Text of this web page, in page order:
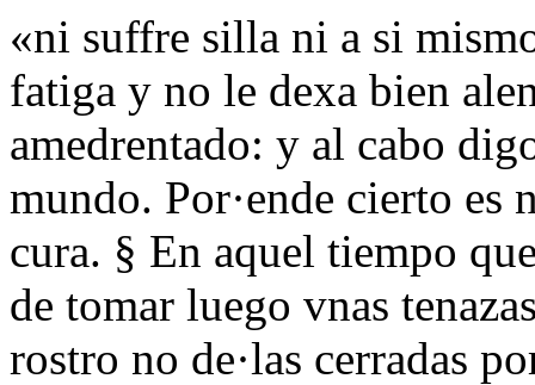
«ni suffre silla ni a si
fatiga y no le dexa bien
amedrentado: y al cabo
mundo. Por·ende cierto es
cura. § En aquel tiempo
de tomar luego vnas
rostro no de·las cerradas